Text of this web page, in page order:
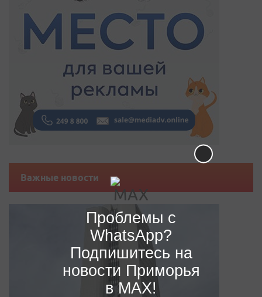
Важные новости
Проблемы с
WhatsApp?
Подпишитесь на
новости Приморья
в MAX!